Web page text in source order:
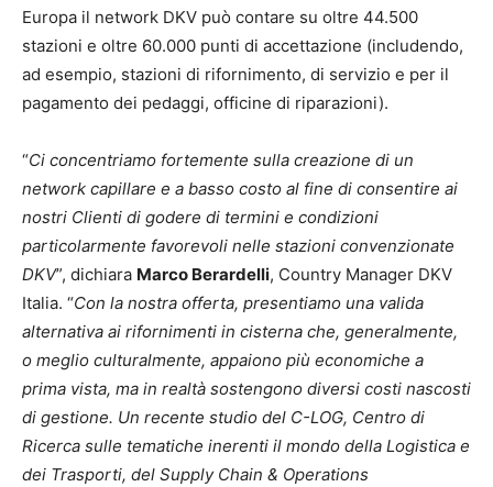
Europa il network DKV può contare su oltre 44.500
stazioni e oltre 60.000 punti di accettazione (includendo,
ad esempio, stazioni di rifornimento, di servizio e per il
pagamento dei pedaggi, officine di riparazioni).
“Ci concentriamo fortemente sulla creazione di un
network capillare e a basso costo al fine di consentire ai
nostri Clienti di godere di termini e condizioni
particolarmente favorevoli nelle stazioni convenzionate
DKV”, dichiara Marco Berardelli, Country Manager DKV
Italia. “Con la nostra offerta, presentiamo una valida
alternativa ai rifornimenti in cisterna che, generalmente,
o meglio culturalmente, appaiono più economiche a
prima vista, ma in realtà sostengono diversi costi nascosti
di gestione. Un recente studio del C-LOG, Centro di
Ricerca sulle tematiche inerenti il mondo della Logistica e
dei Trasporti, del Supply Chain & Operations